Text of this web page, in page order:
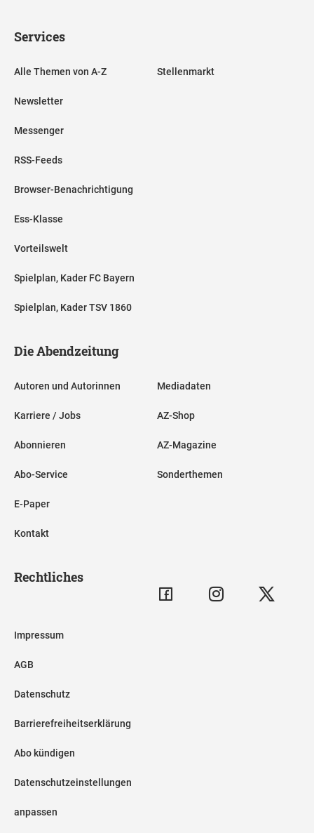
Services
Alle Themen von A-Z
Newsletter
Messenger
RSS-Feeds
Browser-Benachrichtigung
Ess-Klasse
Vorteilswelt
Spielplan, Kader FC Bayern
Spielplan, Kader TSV 1860
Stellenmarkt
Die Abendzeitung
Autoren und Autorinnen
Karriere / Jobs
Abonnieren
Abo-Service
E-Paper
Kontakt
Mediadaten
AZ-Shop
AZ-Magazine
Sonderthemen
Rechtliches
Impressum
AGB
Datenschutz
Barrierefreiheitserklärung
Abo kündigen
Datenschutzeinstellungen
anpassen